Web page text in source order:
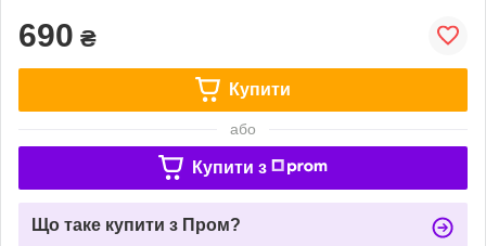
690 ₴
Купити
або
Купити з
Що таке купити з Пром?